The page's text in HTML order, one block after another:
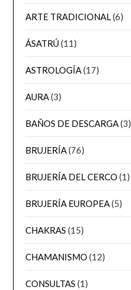
ARTE TRADICIONAL(6)
ÁSATRÚ(11)
ASTROLOGÍA(17)
AURA(3)
BAÑOS DE DESCARGA(3)
BRUJERÍA(76)
BRUJERÍA DEL CERCO (1)
BRUJERÍA EUROPEA(5)
CHAKRAS (15)
CHAMANISMO (12)
CONSULTAS (1)